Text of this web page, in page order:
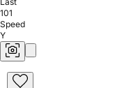
101
Speed
Y